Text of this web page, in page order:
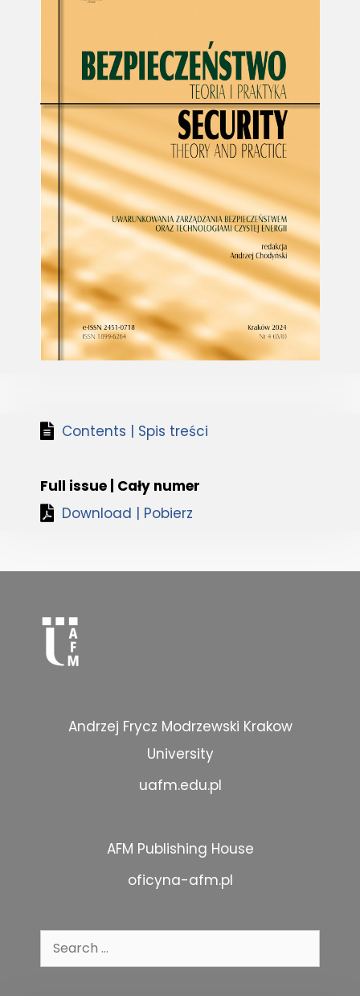
Contents | Spis treści
Full issue | Cały numer
Download | Pobierz
Andrzej Frycz Modrzewski Krakow
University
uafm.edu.pl
AFM Publishing House
oficyna-afm.pl
Search
for: